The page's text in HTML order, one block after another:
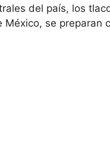
del país, los
se preparan